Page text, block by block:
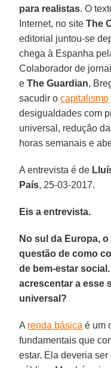
para realistas. O
Internet, no siteThe
editorial juntou-se
chega à Espanha
Colaborador de
e The Guardian,
sacudir ocapitalismo
desigualdades com
universal, redução
horas semanais e
A entrevista é de
País, 25-03-2017.
Eis a entrevista.
No sul da Europa,
questão de como
de bem-estar
acrescentar a esse
universal?
A renda básica é um
fundamentais que
estar. Ela deveria